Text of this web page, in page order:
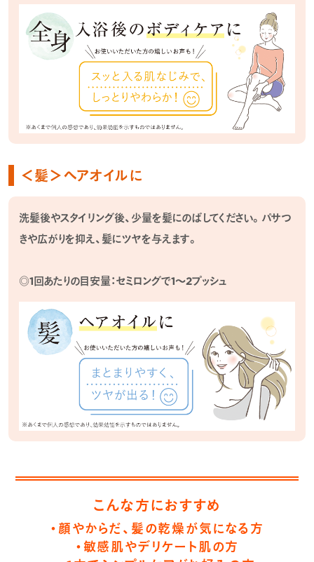
＜髪＞ヘアオイルに
洗髪後やスタイリング後、少量を髪にのばしてください。パサつ
きや広がりを抑え、髪にツヤを与えます。
◎1回あたりの目安量：セミロングで1～2プッシュ
こんな方におすすめ
・顔やからだ、髪の乾燥が気になる方
・敏感肌やデリケート肌の方